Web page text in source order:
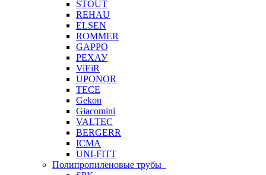
STOUT
REHAU
ELSEN
ROMMER
GAPPO
РЕХАУ
ViEiR
UPONOR
TECE
Gekon
Giacomini
VALTEC
BERGERR
ICMA
UNI-FITT
Полипропиленовые трубы